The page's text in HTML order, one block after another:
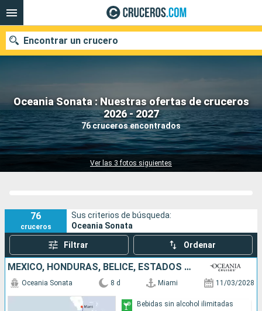
Oceania Sonata : Nuestras ofertas de cruceros
2026 - 2027
76 cruceros encontrados
Ver las 3 fotos siguientes
Encontrar un crucero
Nuestros destinos
Fecha de salida
76
cruceros
Sus criterios de búsqueda:
Oceania Sonata
Filtrar Ordenar
MÉXICO, HONDURAS, BELICE, ESTADOS UNIDOS
Oceania Sonata 8 d Miami 11/03/2028
Bebidas sin alcohol ilimitadas